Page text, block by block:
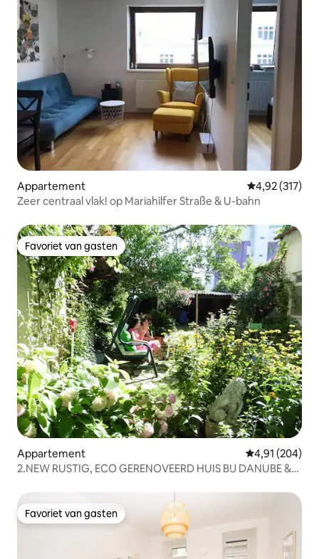
Appartement Gemiddelde
4,92 (317)
Zeer centraal vlak! op Mariahilfer Straße & U-bahn
Favoriet van gasten
Favoriet van gasten
Appartement Gemiddelde
4,91 (204)
2.NEW RUSTIG, ECO GERENOVEERD HUIS BIJ DANUBE &
Favoriet van gasten
Favoriet van gasten